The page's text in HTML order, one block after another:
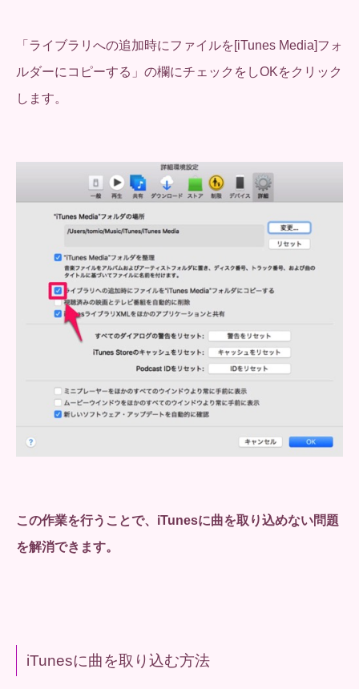
「ライブラリへの追加時にファイルを[iTunes Media]フォ
ルダーにコピーする」の欄にチェックをしOKをクリック
します。
この作業を行うことで、iTunesに曲を取り込めない問題
を解消できます。
iTunesに曲を取り込む方法